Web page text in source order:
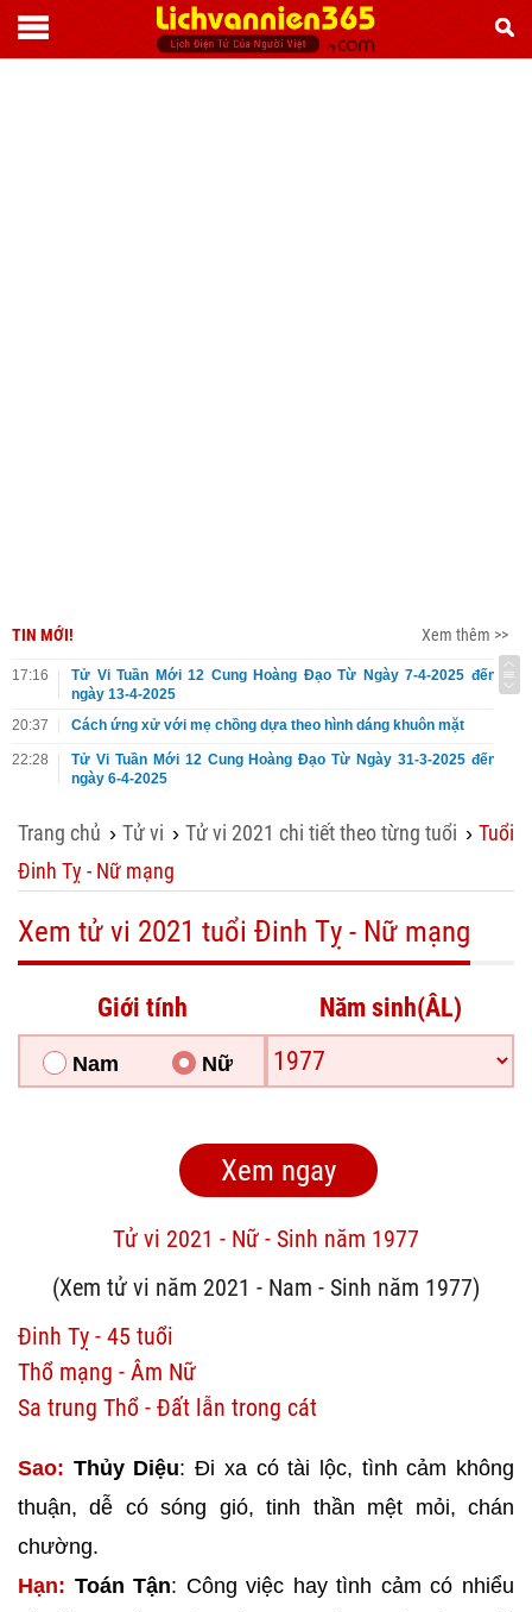
TIN MỚI! Xem thêm >>
17:16
Tử Vi Tuần Mới 12 Cung Hoàng Đạo Từ Ngày 7-4-2025 đến
ngày 13-4-2025
20:37
Cách ứng xử với mẹ chồng dựa theo hình dáng khuôn mặt
22:28
Tử Vi Tuần Mới 12 Cung Hoàng Đạo Từ Ngày 31-3-2025 đến
ngày 6-4-2025
Trang chủ › Tử vi › Tử vi 2021 chi tiết theo từng tuổi › Tuổi
Đinh Tỵ - Nữ mạng
Xem tử vi 2021 tuổi Đinh Tỵ - Nữ mạng
Giới tính
Nam Nữ
Năm sinh(ÂL)
Tử vi 2021 - Nữ - Sinh năm 1977
(Xem tử vi năm 2021 - Nam - Sinh năm 1977)
Đinh Tỵ - 45 tuổi
Thổ mạng - Âm Nữ
Sa trung Thổ - Đất lẫn trong cát
Sao: Thủy Diệu: Đi xa có tài lộc, tình cảm không
thuận, dễ có sóng gió, tinh thần mệt mỏi, chán
chường.
Hạn: Toán Tận: Công việc hay tình cảm có nhiểu